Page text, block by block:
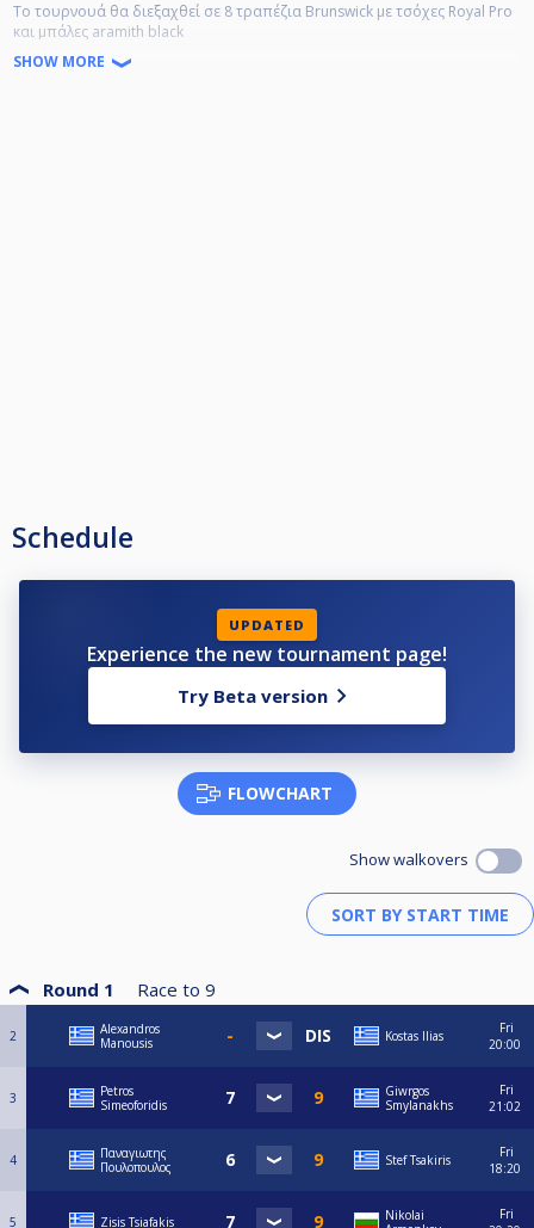
Το τουρνουά θα διεξαχθεί σε 8 τραπέζια Brunswick με τσόχες Royal Pro
και μπάλες aramith black
Διπλό νοκ άουτ / τελική φάση 16αδα νοκ άουτ
μπάλες κατά τη διάρκεια του time out.
Όλοι οι συμμετέχοντες θα πρέπει να βρίσκονται στο χώρο τουλάχιστον
SHOW MORE
Schedule
UPDATED
Experience the new tournament page!
Try Beta version
FLOWCHART
Show walkovers
Round 1 Race to 9
2
Alexandros
Manousis
Kostas Ilias
Fri
20:00
3
Petros
Simeoforidis
Giwrgos
Smylanakhs
Fri
21:02
4
Παναγιωτης
Πουλοπουλος
Stef Tsakiris
Fri
18:20
5 Zisis Tsiafakis
Nikolai
Fri